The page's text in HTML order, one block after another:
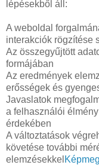
lépésekből áll:
A weboldal
interakciók rögzítése
Az összegyűjtött
formájában
Az eredmények
erősségek és
Javaslatok
a felhasználói
érdekében
A változtatások
követése további
elemzésekkel